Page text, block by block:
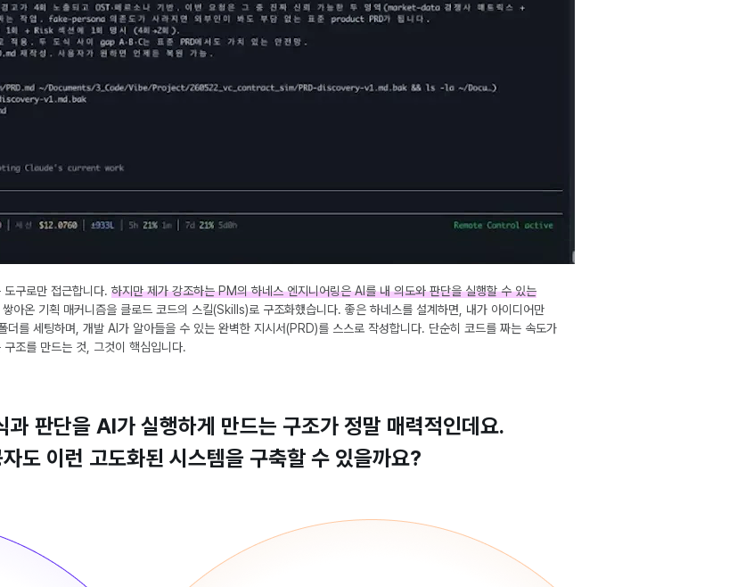
도구로만 접근합니다.하지만 제가 강조하는 PM의 하네스 엔지니어링은 AI를 내 의도와 판단을 실행할 수 있는
아온 기획 매커니즘을 클로드 코드의 스킬(Skills)로 구조화했습니다. 좋은 하네스를 설계하면, 내가 아이디어만
더를 세팅하며, 개발 AI가 알아들을 수 있는 완벽한 지시서(PRD)를 스스로 작성합니다. 단순히 코드를 짜는 속도가
조를 만드는 것, 그것이 핵심입니다.
판단을 AI가 실행하게 만드는 구조가 정말 매력적인데요.
도 이런 고도화된 시스템을 구축할 수 있을까요?